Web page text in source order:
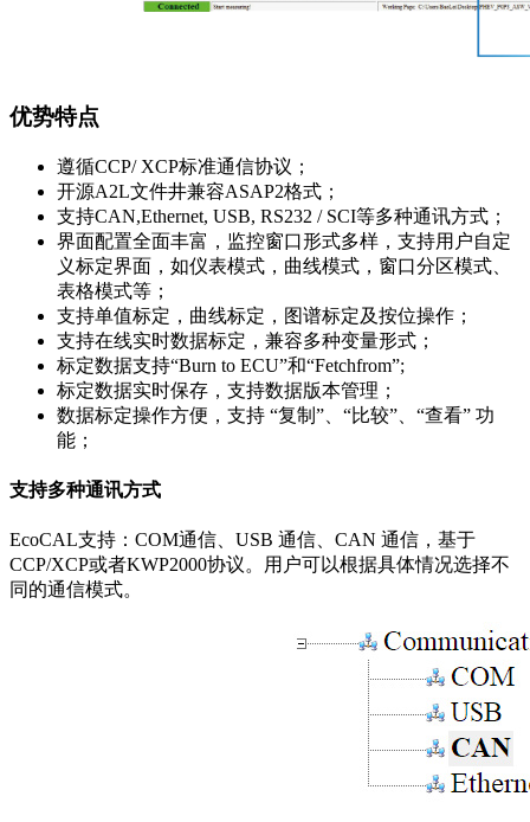
优势特点
遵循CCP/ XCP标准通信协议；
开源A2L文件井兼容ASAP2格式；
支持CAN,Ethernet, USB, RS232 / SCI等多种通讯方式；
界面配置全面丰富，监控窗口形式多样，支持用户自定
义标定界面，如仪表模式，曲线模式，窗口分区模式、
表格模式等；
支持单值标定，曲线标定，图谱标定及按位操作；
支持在线实时数据标定，兼容多种变量形式；
标定数据支持“Burn to ECU”和“Fetchfrom”;
标定数据实时保存，支持数据版本管理；
数据标定操作方便，支持 “复制”、“比较”、“查看” 功
能；
支持多种通讯方式
EcoCAL支持：COM通信、USB 通信、CAN 通信，基于
CCP/XCP或者KWP2000协议。用户可以根据具体情况选择不
同的通信模式。